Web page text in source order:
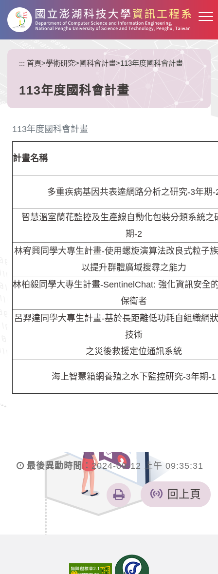
要
::: 首頁>學術研究>國科會計畫>113年度國科會計畫
113年度國科會計畫
113年度國科會計畫
計畫名稱
多重疾病基因共表達網路分析之研究-3年期-
智慧溫室蘭花監控及生產線自動化包裝分類系統之
期-2
林宥興同學大專生計畫-使用螺旋演算法改良式粒子
以提升群體廣域搜尋之能力
林柏毅同學大專生計畫-SentinelChat: 強化資訊安全
保衛者
呂羿達同學大專生計畫-基於長距離低功耗自組織網
技術
之災後救援定位通訊系統
海上智慧箱網養殖之水下監控研究-3年期-1
最後異動時間： 2024-09-12 上午 09:35:31
友
善
回上頁